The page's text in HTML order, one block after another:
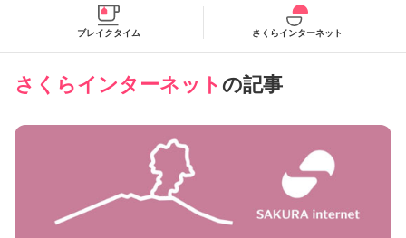
ブレイクタイム さくらインターネット
さくらインターネット の記事